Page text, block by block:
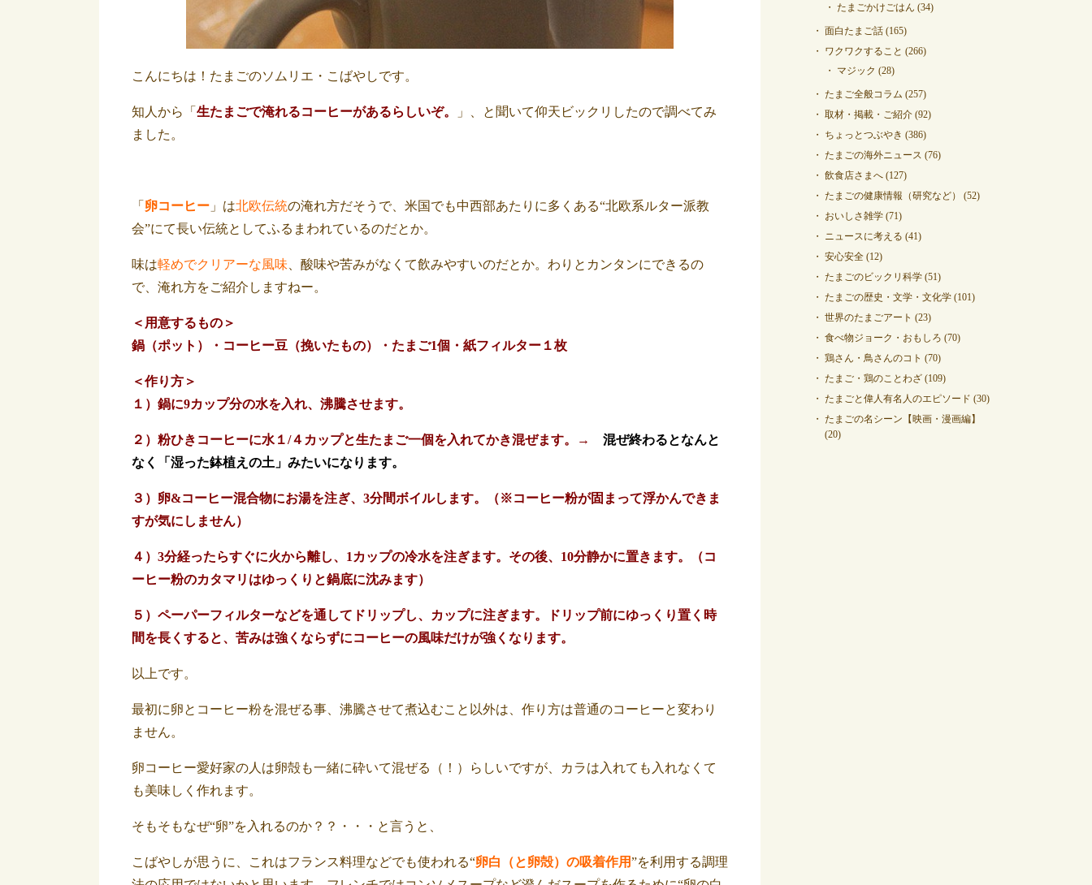
こんにちは！たまごのソムリエ・こばやしです。
知人から「 生たまごで淹れるコーヒーがあるらしいぞ。
」、と聞いて仰天ビックリしたので調べてみ
ました。
「 卵コーヒー 」は北欧伝統の淹れ方だそうで、米国でも中西部あたりに多くある“北欧系ルター派教
会”にて長い伝統としてふるまわれているのだとか。
味は軽めでクリアーな風味 、酸味や苦みがなくて飲みやすいのだとか。わりとカンタンにできるの
で、淹れ方をご紹介しますねー。
＜用意するもの＞
鍋（ポット）・コーヒー豆（挽いたもの）・たまご1個・紙フィルター１枚
＜作り方＞
１）鍋に9カップ分の水を入れ、沸騰させます。
２）粉ひきコーヒーに水１/４カップと生たまご一個を入れてかき混ぜます。→ 混ぜ終わるとなんと
なく「湿った鉢植えの土」みたいになります。
３）卵&コーヒー混合物にお湯を注ぎ、3分間ボイルします。（※コーヒー粉が固まって浮かんできま
すが気にしません）
４）3分経ったらすぐに火から離し、1カップの冷水を注ぎます。その後、10分静かに置きます。（コ
ーヒー粉のカタマリはゆっくりと鍋底に沈みます）
５）ペーパーフィルターなどを通してドリップし、カップに注ぎます。ドリップ前にゆっくり置く時
間を長くすると、苦みは強くならずにコーヒーの風味だけが強くなります。
以上です。
最初に卵とコーヒー粉を混ぜる事、沸騰させて煮込むこと以外は、作り方は普通のコーヒーと変わり
ません。
卵コーヒー愛好家の人は卵殻も一緒に砕いて混ぜる（！）らしいですが、カラは入れても入れなくて
も美味しく作れます。
そもそもなぜ“卵”を入れるのか？？・・・と言うと、
こばやしが思うに、これはフランス料理などでも使われる“卵白（と卵殻）の吸着作用”を利用する調理
たまごかけごはん (34)
面白たまご話 (165)
ワクワクすること (266)
マジック (28)
たまご全般コラム (257)
取材・掲載・ご紹介 (92)
ちょっとつぶやき (386)
たまごの海外ニュース (76)
飲食店さまへ (127)
たまごの健康情報（研究など）
(52)
おいしさ雑学 (71)
ニュースに考える (41)
安心安全 (12)
たまごのビックリ科学 (51)
たまごの歴史・文学・文化学 (101)
世界のたまごアート (23)
食べ物ジョーク・おもしろ (70)
鶏さん・鳥さんのコト (70)
たまご・鶏のことわざ (109)
たまごと偉人有名人のエピソード (30)
たまごの名シーン【映画・漫画編】
(20)